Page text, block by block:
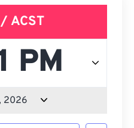
/ ACST